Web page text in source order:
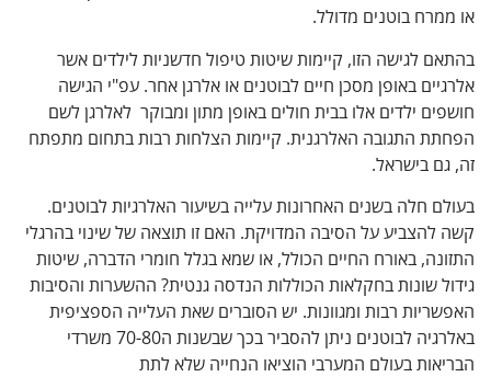
בוטנים מדולל.
לגישה הזו, קיימות שיטות טיפול חדשניות לילדים אשר
באופן מסכן חיים לבוטנים או אלרגן אחר. עפ"י הגישה
ילדים אלו בבית חולים באופן מתון ומבוקר לאלרגן לשם
התגובה האלרגנית. קיימות הצלחות רבות בתחום מתפתח
בישראל.
חלה בשנים האחרונות עלייה בשיעור האלרגיות לבוטנים.
על הסיבה המדויקת. האם זו תוצאה של שינוי בהרגלי
באורח החיים הכולל, או שמא בגלל חומרי הדברה, שיטות
שונות בחקלאות הכוללות הנדסה גנטית? ההשערות והסיבות
רבות ומגוונות. יש הסוברים שאת העלייה הספציפית
באלרגיה לבוטנים ניתן להסביר בכך שבשנות ה70-80 משרדי
בעולם המערבי הוציאו הנחייה שלא לתת